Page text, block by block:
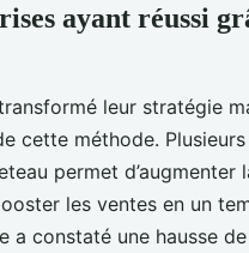
ayant réussi
leur stratégie
cette méthode.
permet d’augmenter
les ventes en un
a constaté une hausse